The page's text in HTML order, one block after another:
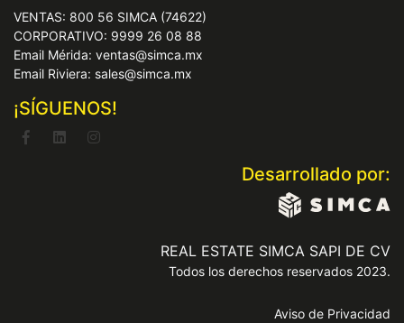
VENTAS: 800 56 SIMCA (74622)
CORPORATIVO: 9999 26 08 88
Email Mérida: ventas@simca.mx
Email Riviera: sales@simca.mx
¡SÍGUENOS!
Desarrollado por:
REAL ESTATE SIMCA SAPI DE CV
Todos los derechos reservados 2023.
Aviso de Privacidad